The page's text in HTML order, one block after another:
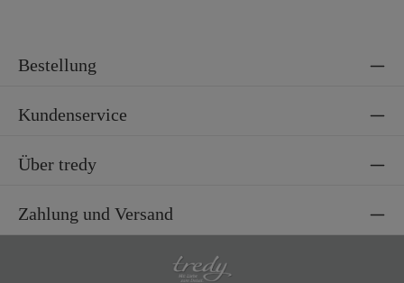
Bestellung
Kundenservice
Über tredy
Zahlung und Versand